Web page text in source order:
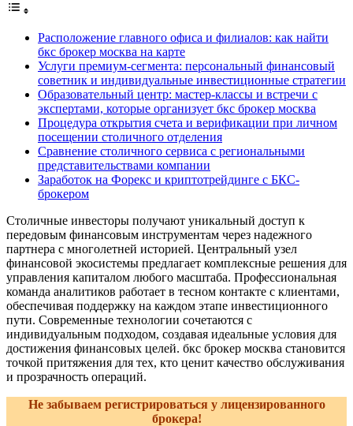
Расположение главного офиса и филиалов: как найти
бкс брокер москва на карте
Услуги премиум-сегмента: персональный финансовый
советник и индивидуальные инвестиционные стратегии
Образовательный центр: мастер-классы и встречи с
экспертами, которые организует бкс брокер москва
Процедура открытия счета и верификации при личном
посещении столичного отделения
Сравнение столичного сервиса с региональными
представительствами компании
Заработок на Форекс и криптотрейдинге с БКС-
брокером
Столичные инвесторы получают уникальный доступ к
передовым финансовым инструментам через надежного
партнера с многолетней историей. Центральный узел
финансовой экосистемы предлагает комплексные решения для
управления капиталом любого масштаба. Профессиональная
команда аналитиков работает в тесном контакте с клиентами,
обеспечивая поддержку на каждом этапе инвестиционного
пути. Современные технологии сочетаются с
индивидуальным подходом, создавая идеальные условия для
достижения финансовых целей. бкс брокер москва становится
точкой притяжения для тех, кто ценит качество обслуживания
и прозрачность операций.
Не забываем регистрироваться у лицензированного
брокера!